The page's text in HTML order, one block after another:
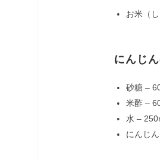
お米（
にんじ
砂糖 –
米酢 –
水 –
にんじ